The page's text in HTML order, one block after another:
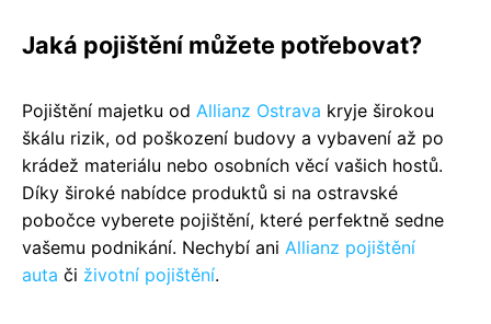
Jaká pojištění můžete potřebovat?
Pojištění majetku od Allianz Ostrava kryje širokou
škálu rizik, od poškození budovy a vybavení až po
krádež materiálu nebo osobních věcí vašich hostů.
Díky široké nabídce produktů si na ostravské
pobočce vyberete pojištění, které perfektně sedne
vašemu podnikání. Nechybí ani Allianz pojištění
auta či životní pojištění.